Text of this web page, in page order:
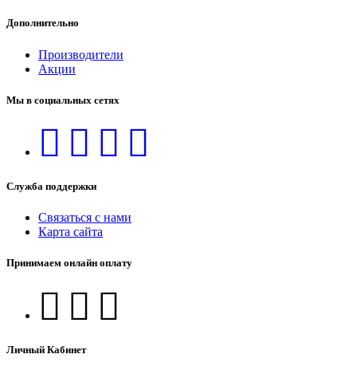
Дополнительно
Производители
Акции
Мы в социальных сетях
Служба поддержки
Связаться с нами
Карта сайта
Принимаем онлайн оплату
Личный Кабинет